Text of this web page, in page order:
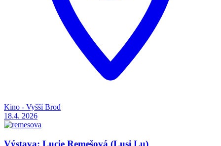
Kino - Vyšší Brod
18.4. 2026
Výstava: Lucie Remešová (Lusi Lu)